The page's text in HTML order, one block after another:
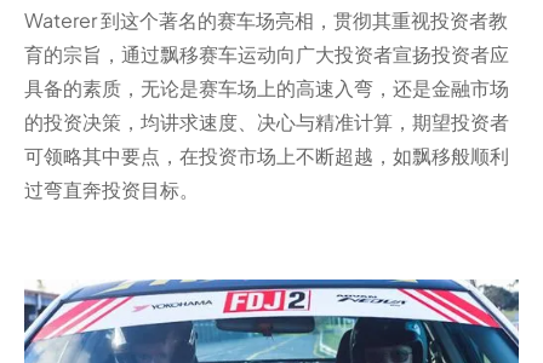
Waterer 到这个著名的赛车场亮相，贯彻其重视投资者教
育的宗旨，通过飘移赛车运动向广大投资者宣扬投资者应
具备的素质，无论是赛车场上的高速入弯，还是金融市场
的投资决策，均讲求速度、决心与精准计算，期望投资者
可领略其中要点，在投资市场上不断超越，如飘移般顺利
过弯直奔投资目标。